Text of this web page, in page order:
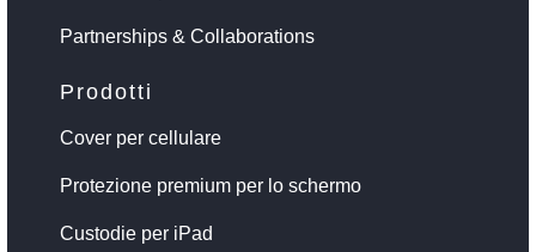
Partnerships & Collaborations
Prodotti
Cover per cellulare
Protezione premium per lo schermo
Custodie per iPad